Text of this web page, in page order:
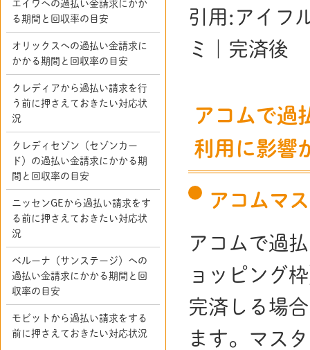
引用:アイフ
ミ｜完済後
アコムで過
利用に影響
アコムマ
アコムで過
ョッピング
完済しる場
ます。マス
エイワへの過払い金請求にかか
る期間と回収率の目安
オリックスへの過払い金請求に
かかる期間と回収率の目安
クレディアから過払い請求を行
う前に押さえておきたい対応状
況
クレディセゾン（セゾンカー
ド）の過払い金請求にかかる期
間と回収率の目安
ニッセンGEから過払い請求をす
る前に押さえておきたい対応状
況
ベルーナ（サンステージ）への
過払い金請求にかかる期間と回
収率の目安
モビットから過払い請求をする
前に押さえておきたい対応状況